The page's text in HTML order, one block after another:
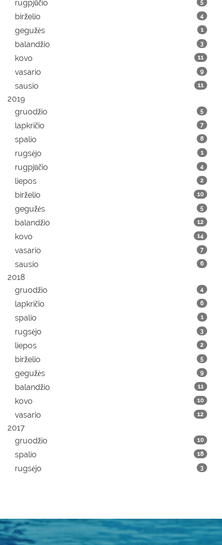
rugpjūčio 5
birželio 4
gegužės 1
balandžio 3
kovo 11
vasario 9
sausio 11
2019
gruodžio
5
lapkričio 7
spalio 8
rugsėjo 1
rugpjūčio 4
liepos 2
birželio 10
gegužės 5
balandžio 12
kovo 14
vasario 7
sausio 6
2018
gruodžio
4
lapkričio 6
spalio 1
rugsėjo 3
liepos 2
birželio 5
gegužės 9
balandžio 11
kovo 10
vasario 12
2017
gruodžio
10
spalio 18
rugsėjo 3